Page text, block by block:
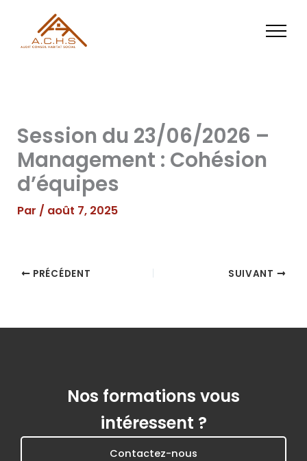
contenu
Session du 23/06/2026 –
Management : Cohésion
d’équipes
Par / août 7, 2025
PRÉCÉDENT SUIVANT
Nos formations vous
intéressent ?
Contactez-nous